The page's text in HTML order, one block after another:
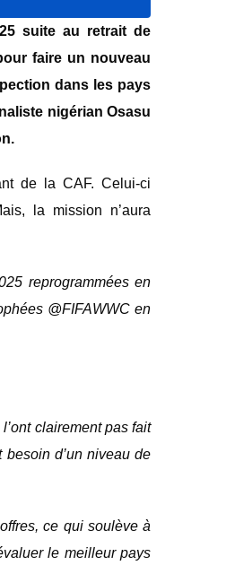
suite au retrait de
faire un nouveau
dans les pays
nigérian Osasu
de la CAF. Celui-ci
la mission n’aura
reprogrammées en
@FIFAWWC en
clairement pas fait
d’un niveau de
ce qui soulève à
le meilleur pays